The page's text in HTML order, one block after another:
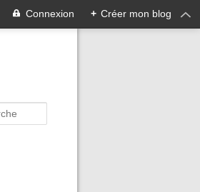
Connexion + Créer mon blog